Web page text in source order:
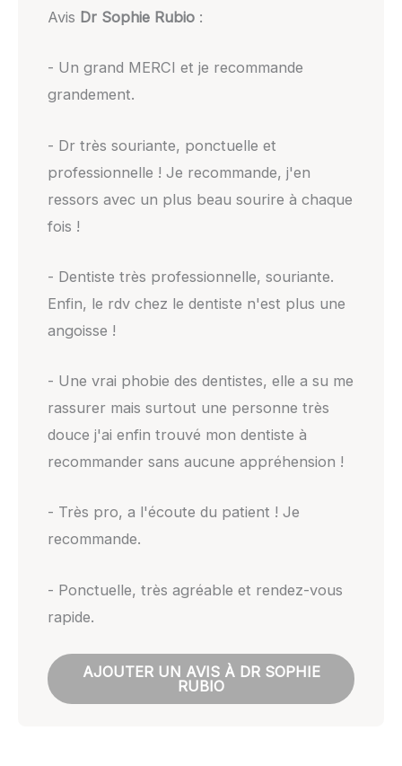
Avis Dr Sophie Rubio:
- Un grand MERCI et je recommande
grandement.
- Dr très souriante, ponctuelle et
professionnelle ! Je recommande, j'en
ressors avec un plus beau sourire à chaque
fois !
- Dentiste très professionnelle, souriante.
Enfin, le rdv chez le dentiste n'est plus une
angoisse !
- Une vrai phobie des dentistes, elle a su me
rassurer mais surtout une personne très
douce j'ai enfin trouvé mon dentiste à
recommander sans aucune appréhension !
- Très pro, a l'écoute du patient ! Je
recommande.
- Ponctuelle, très agréable et rendez-vous
rapide.
AJOUTER UN AVIS À DR SOPHIE
RUBIO